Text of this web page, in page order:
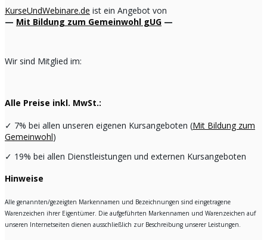
KurseUndWebinare.de ist ein Angebot von
— Mit Bildung zum Gemeinwohl gUG —
Wir sind Mitglied im:
Alle Preise inkl. MwSt.:
✓ 7% bei allen unseren eigenen Kursangeboten (Mit Bildung zum
Gemeinwohl)
✓ 19% bei allen Dienstleistungen und externen Kursangeboten
Hinweise
Alle genannten/gezeigten Markennamen und Bezeichnungen sind eingetragene
Warenzeichen ihrer Eigentümer. Die aufgeführten Markennamen und Warenzeichen auf
unseren Internetseiten dienen ausschließlich zur Beschreibung unserer Leistungen.